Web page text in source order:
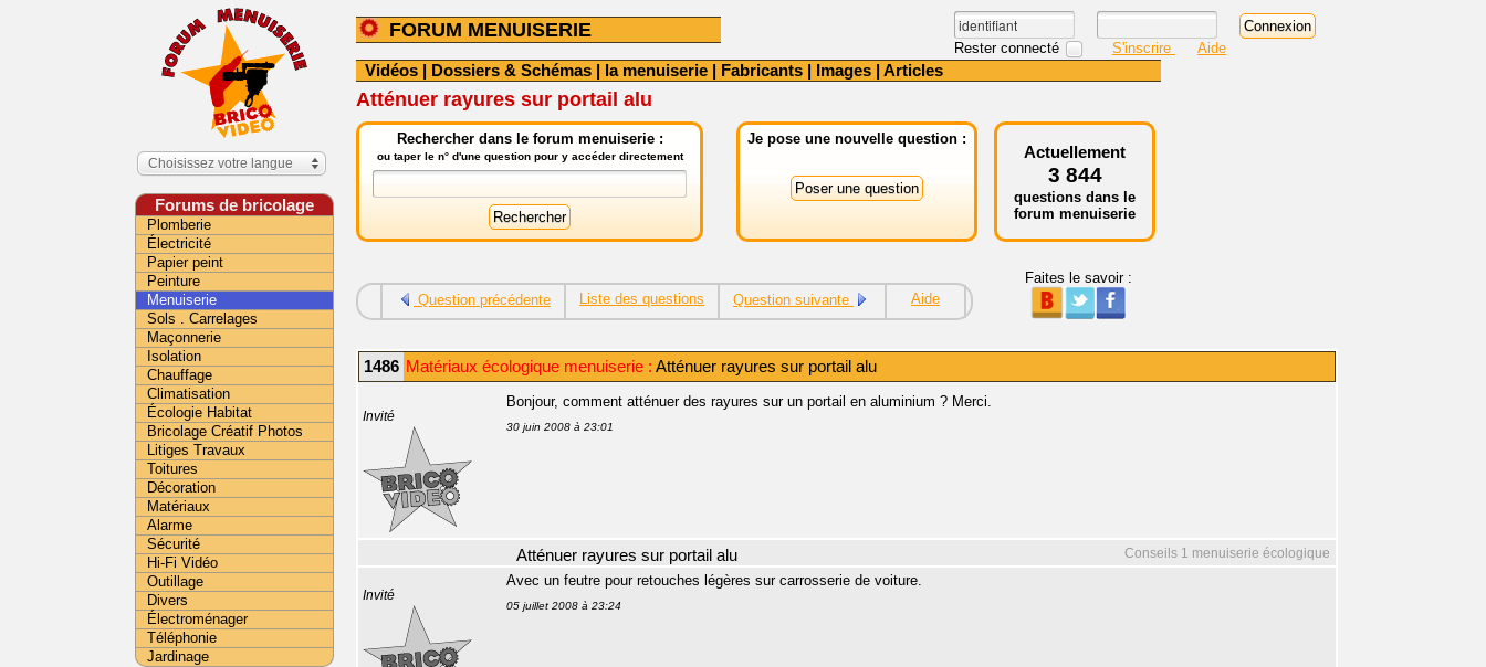
FORUM MENUISERIE
Rester connecté S'inscrire Aide
Vidéos | Dossiers & Schémas | la menuiserie | Fabricants | Images | Articles
Atténuer rayures sur portail alu
Rechercher dans le forum menuiserie :
ou taper le n° d'une question pour y accéder directement
Je pose une nouvelle question :
Actuellement
3 844
questions dans le
forum menuiserie
Question précédente Liste des questions Question suivante Aide
Faites le savoir :
1486 Matériaux écologique menuiserie : Atténuer rayures sur portail alu
Invité
Bonjour, comment atténuer des rayures sur un portail en aluminium ? Merci.
30 juin 2008 à 23:01
Conseils 1 menuiserie écologique
Atténuer rayures sur portail alu
Invité
Avec un feutre pour retouches légères sur carrosserie de voiture.
05 juillet 2008 à 23:24
Choisissez votre langue
Forums de bricolage
Plomberie
Électricité
Papier peint
Peinture
Menuiserie
Sols . Carrelages
Maçonnerie
Isolation
Chauffage
Climatisation
Écologie Habitat
Bricolage Créatif Photos
Litiges Travaux
Toitures
Décoration
Matériaux
Alarme
Sécurité
Hi-Fi Vidéo
Outillage
Divers
Électroménager
Téléphonie
Jardinage